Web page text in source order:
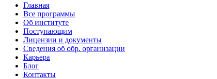
Главная
Все программы
Об институте
Поступающим
Лицензии и документы
Сведения об обр. организации
Карьера
Блог
Контакты